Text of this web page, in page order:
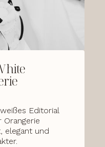
Editorial
Orangerie
elegant und